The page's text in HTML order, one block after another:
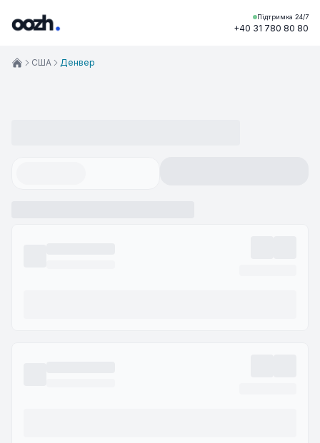
Підтримка 24/7
+40 31 780 80 80
США Денвер